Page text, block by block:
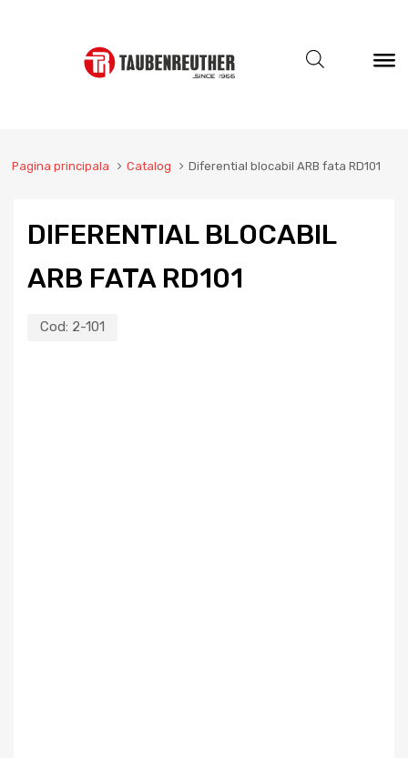
Pagina principala Catalog Diferential blocabil ARB fata RD101
DIFERENTIAL BLOCABIL
ARB FATA RD101
Cod: 2-101